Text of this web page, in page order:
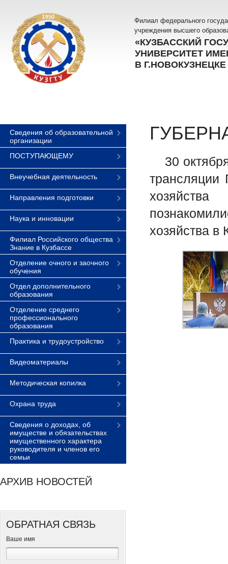
Филиал федерального
учреждения высшего
«КУЗБАССКИЙ
УНИВЕРСИТЕТ
В Г.НОВОКУЗНЕЦКЕ
Сведения об образовательной
организации
ПОСТУПАЮЩЕМУ
Внеучебная деятельность
Направления подготовки
Наука и инновации
Филиал Российского общества
Знание в Кузбассе
Отделение очного и заочного
обучения
Отдел дополнительного
образования
Отделение среднего
профессионального
образования
Практика и трудоустройство
Видеоматериалы
Методическая копилка
Охрана труда
Сведения о доходах, об
имуществе и обязательствах
имущественного характера
руководителя и членов его
семьи
АРХИВ НОВОСТЕЙ
ОБРАТНАЯ СВЯЗЬ
Ваше имя
30
трансляции
хозяйства в